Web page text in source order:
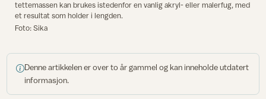
tettemassen kan brukes istedenfor en vanlig akryl- eller malerfug, med
et resultat som holder i lengden.
Foto: Sika
Denne artikkelen er over to år gammel og kan inneholde utdatert
informasjon.